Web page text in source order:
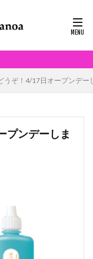
うぞ！4/17日オープンデー
プンデーしま